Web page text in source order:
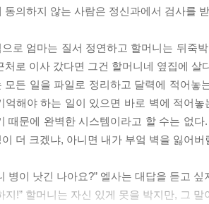
동의하지 않는 사람은 정신과에서 검사를
으로 엄마는 질서 정연하고 할머니는 뒤죽
처로 이사 갔다면 그건 할머니네 옆집에 살
모든 일을 파일로 정리하고 달력에 적어놓
억해야 하는 일이 있으면 바로 벽에 적어
때문에 완벽한 시스템이라고 할 수는 없
더 크겠냐, 아니면 내가 부엌 벽을 잃어
병이 낫긴 나아요?” 엘사는 대답을 듣고
지!” 할머니는 자신 있게 못을 박지만, 그